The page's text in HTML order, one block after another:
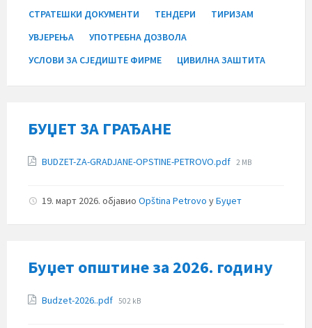
СТРАТЕШКИ ДОКУМЕНТИ
ТЕНДЕРИ
ТИРИЗАМ
УВЈЕРЕЊА
УПОТРЕБНА ДОЗВОЛА
УСЛОВИ ЗА СЈЕДИШТЕ ФИРМЕ
ЦИВИЛНА ЗАШТИТА
БУЏЕТ ЗА ГРАЂАНЕ
Прилози
BUDZET-ZA-GRADJANE-OPSTINE-PETROVO.pdf File
2 MB
19. март 2026. објавио Opština Petrovo уБуџет
Буџет општине за 2026. годину
Прилози
Budzet-2026..pdf File
502 kB